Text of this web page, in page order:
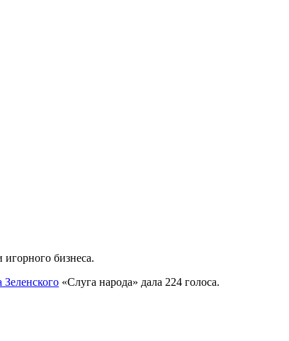
бизнеса.
«Слуга народа» дала 224 голоса.